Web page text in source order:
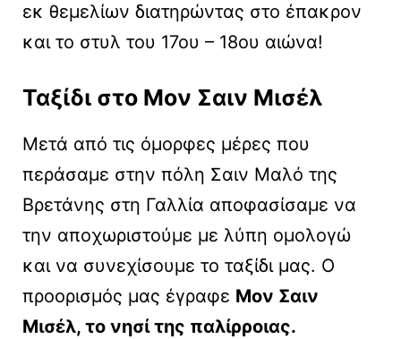
εκ θεμελίων διατηρώντας στο έπακρον
και το στυλ του 17ου – 18ου αιώνα!
Ταξίδι στο Μον Σαιν Μισέλ
Μετά από τις όμορφες μέρες που
περάσαμε στην πόλη Σαιν Μαλό της
Βρετάνης στη Γαλλία αποφασίσαμε να
την αποχωριστούμε με λύπη ομολογώ
και να συνεχίσουμε το ταξίδι μας. Ο
προορισμός μας έγραφε Μον Σαιν
Μισέλ, το νησί της παλίρροιας.